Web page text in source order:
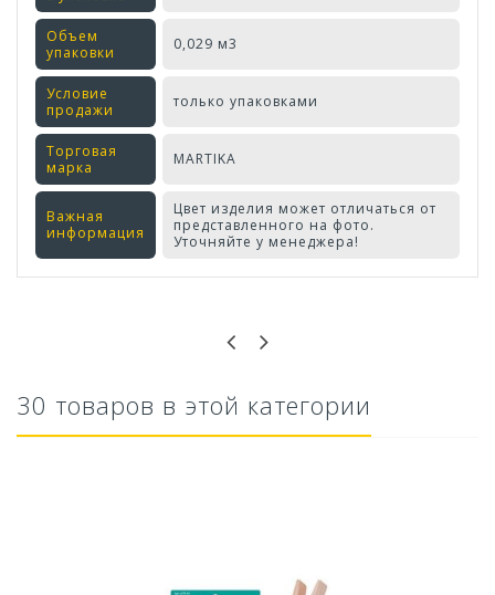
Объем
упаковки
0,029 м3
Условие
продажи
только упаковками
Торговая
марка
MARTIKA
Важная
информация
Цвет изделия может отличаться от
представленного на фото.
Уточняйте у менеджера!
30 товаров в этой категории